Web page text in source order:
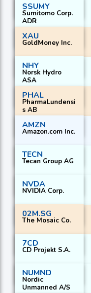
SSUMY
Sumitomo Corp.
ADR
XAU
GoldMoney Inc.
NHY
Norsk Hydro
ASA
PHAL
PharmaLundensi
s AB
AMZN
Amazon.com Inc.
TECN
Tecan Group AG
NVDA
NVIDIA Corp.
02M.SG
The Mosaic Co.
7CD
CD Projekt S.A.
NUMND
Nordic
Unmanned A/S